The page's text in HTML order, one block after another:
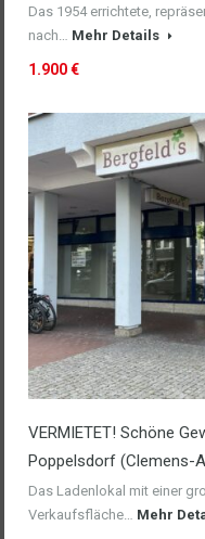
Das 1954 errichtete,
nach… Mehr Details
1.900 €
VERMIETET! Schöne
Poppelsdorf (Clemens-
Das Ladenlokal mit einer
Verkaufsfläche… Mehr